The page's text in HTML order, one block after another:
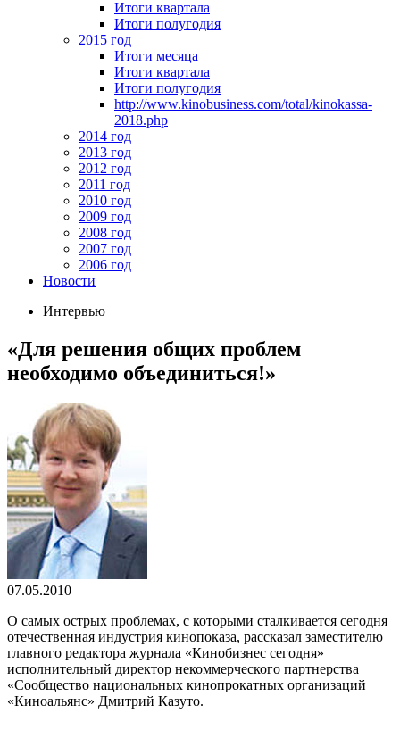
Итоги квартала
Итоги полугодия
2015 год
Итоги месяца
Итоги квартала
Итоги полугодия
http://www.kinobusiness.com/total/kinokassa-
2018.php
2014 год
2013 год
2012 год
2011 год
2010 год
2009 год
2008 год
2007 год
2006 год
Новости
Интервью
«Для решения общих проблем
необходимо объединиться!»
07.05.2010
О самых острых проблемах, с которыми сталкивается сегодня
отечественная индустрия кинопоказа, рассказал заместителю
главного редактора журнала «Кинобизнес сегодня»
исполнительный директор некоммерческого партнерства
«Сообщество национальных кинопрокатных организаций
«Киноальянс» Дмитрий Казуто.